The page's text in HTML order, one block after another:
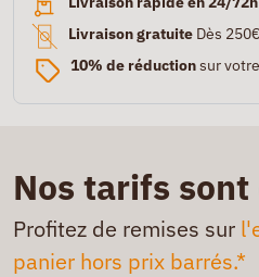
Livraison gratuite Dès
10% de réductionsur
Nos tarifs
Profitez de remises sur
panier hors prix barrés.*